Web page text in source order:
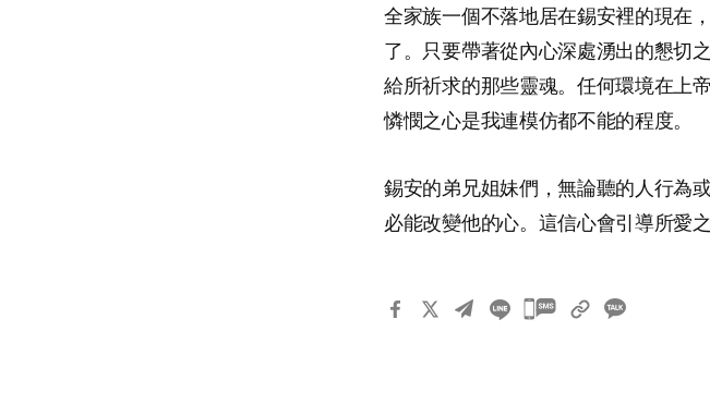
全家族一個不落地居在錫安裡的現在
了。只要帶著從內心深處湧出的懇切
給所祈求的那些靈魂。任何環境在上
憐憫之心是我連模仿都不能的程度。
錫安的弟兄姐妹們，無論聽的人行為
必能改變他的心。這信心會引導所愛
카